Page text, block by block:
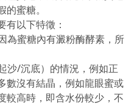
蜜糖。
有以下特徵：
為蜜糖內有澱粉酶酵素，所
沙/沉底）的情況，例如正
數沒有結晶，例如龍眼蜜或
較高時，即含水份較少，不